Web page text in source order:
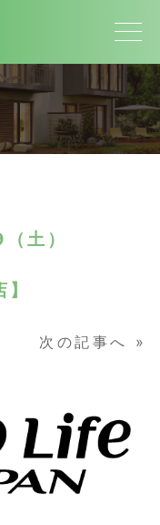
土）
次の記事へ »